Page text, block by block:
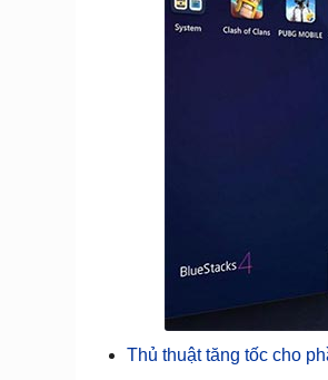
Thủ thuật tăng tốc cho